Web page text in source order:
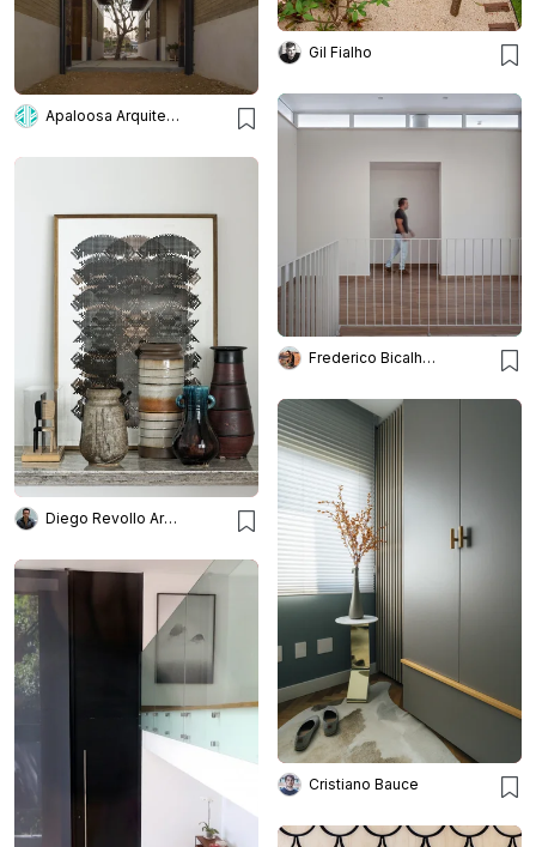
Gil Fialho
Apaloosa Arquitectura
Frederico Bicalho Arquitetura
Diego Revollo Arquitetura
Cristiano Bauce